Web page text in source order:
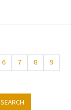
6 7 8 9
SEARCH